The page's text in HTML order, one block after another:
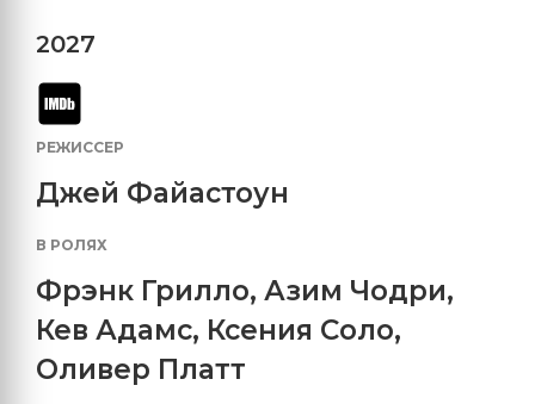
2027
РЕЖИССЕР
Джей Файастоун
В РОЛЯХ
Фрэнк Грилло, Азим Чодри,
Кев Адамс, Ксения Соло,
Оливер Платт